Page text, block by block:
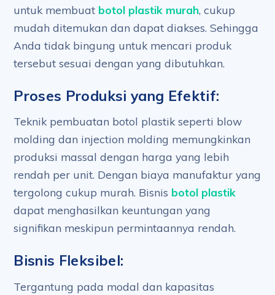
untuk membuat botol plastik murah, cukup
mudah ditemukan dan dapat diakses. Sehingga
Anda tidak bingung untuk mencari produk
tersebut sesuai dengan yang dibutuhkan.
Proses Produksi yang Efektif:
Teknik pembuatan botol plastik seperti blow
molding dan injection molding memungkinkan
produksi massal dengan harga yang lebih
rendah per unit. Dengan biaya manufaktur yang
tergolong cukup murah. Bisnis botol plastik
dapat menghasilkan keuntungan yang
signifikan meskipun permintaannya rendah.
Bisnis Fleksibel:
Tergantung pada modal dan kapasitas